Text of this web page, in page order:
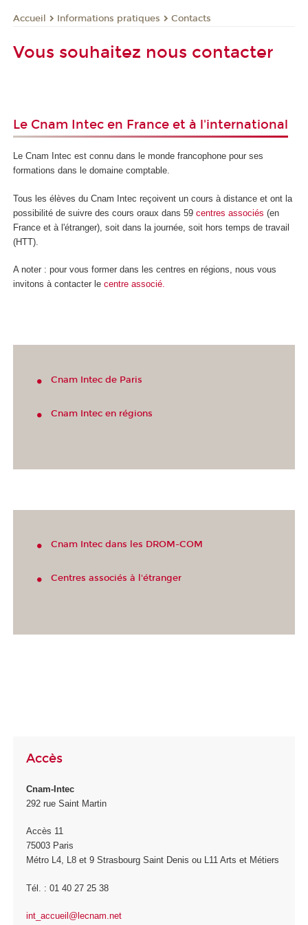
Accueil Informations pratiques Contacts
Vous souhaitez nous contacter
Le Cnam Intec en France et à l'international
Le Cnam Intec est connu dans le monde francophone pour ses
formations dans le domaine comptable.
Tous les élèves du Cnam Intec reçoivent un cours à distance et ont la
possibilité de suivre des cours oraux dans 59 centres associés (en
France et à l'étranger), soit dans la journée, soit hors temps de travail
(HTT).
A noter : pour vous former dans les centres en régions, nous vous
invitons à contacter le centre associé.
Cnam Intec de Paris
Cnam Intec en régions
Cnam Intec dans les DROM-COM
Centres associés à l'étranger
Accès
Cnam-Intec
292 rue Saint Martin
Accès 11
75003 Paris
Métro L4, L8 et 9 Strasbourg Saint Denis ou L11 Arts et Métiers
Tél. : 01 40 27 25 38
int_accueil@lecnam.net